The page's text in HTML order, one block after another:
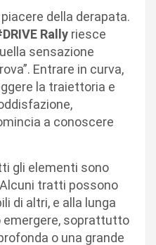
della derapata.
Rally riesce
sensazione
Entrare in curva,
la traiettoria e
a conoscere
gli elementi sono
tratti possono
di altri, e alla lunga
soprattutto
o una grande